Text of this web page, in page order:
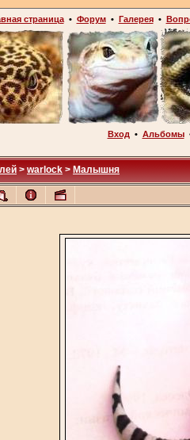
страница• Форум• Галерея•
Вход • Альбомы
> warlock > Малышня